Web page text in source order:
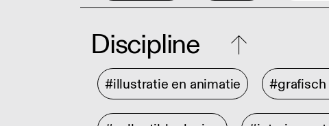
Discipline
#illustratie en animatie